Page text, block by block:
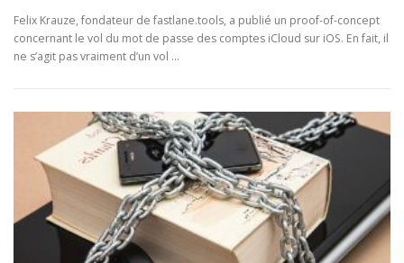
Felix Krauze, fondateur de fastlane.tools, a publié un proof-of-concept
concernant le vol du mot de passe des comptes iCloud sur iOS. En fait, il
ne s’agit pas vraiment d’un vol …